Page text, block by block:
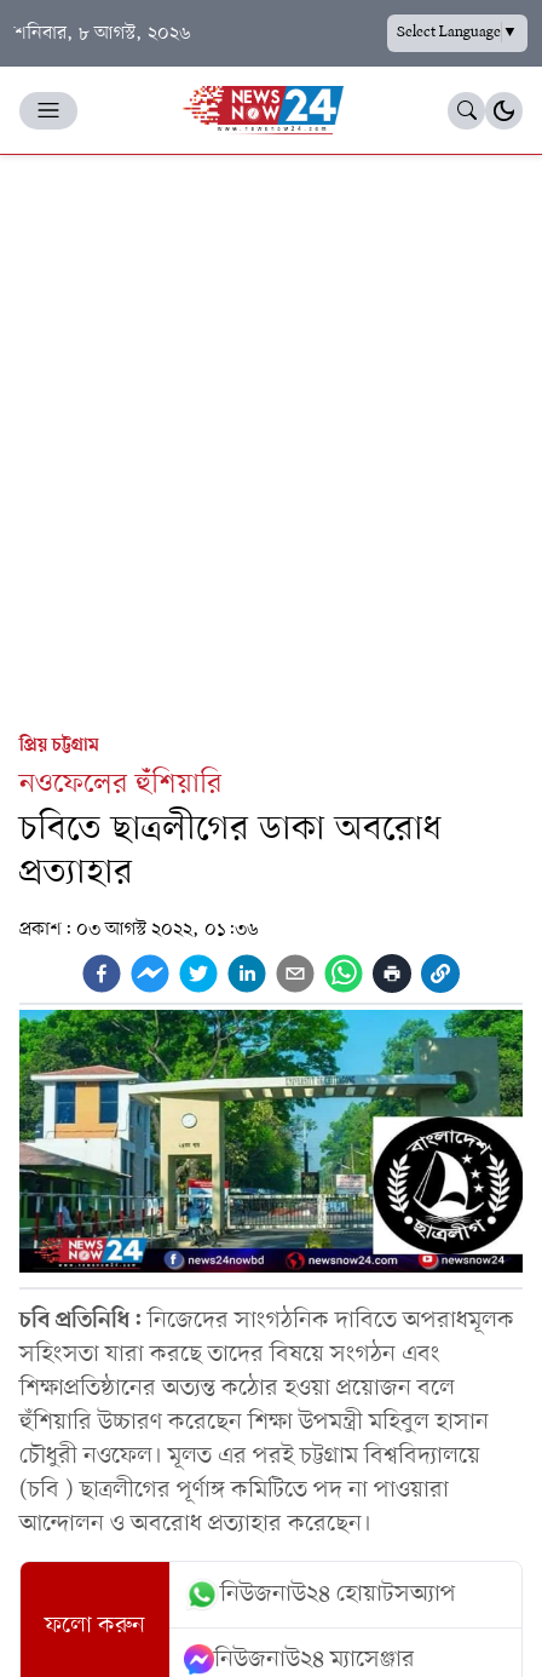
শনিবার, ৮ আগস্ট, ২০২৬ Select Language▼
প্রিয় চট্টগ্রাম
নওফেলের হুঁশিয়ারি
চবিতে ছাত্রলীগের ডাকা অবরোধ
প্রত্যাহার
প্রকাশ: ০৩ আগস্ট ২০২২, ০১:৩৬
চবি প্রতিনিধি:নিজেদের সাংগঠনিক দাবিতে অপরাধমূলক
সহিংসতা যারা করছে তাদের বিষয়ে সংগঠন এবং
শিক্ষাপ্রতিষ্ঠানের অত্যন্ত কঠোর হওয়া প্রয়োজন বলে
হুঁশিয়ারি উচ্চারণ করেছেন শিক্ষা উপমন্ত্রী মহিবুল হাসান
চৌধুরী নওফেল। মূলত এর পরই চট্টগ্রাম বিশ্ববিদ্যালয়ে
(চবি ) ছাত্রলীগের পূর্ণাঙ্গ কমিটিতে পদ না পাওয়ারা
আন্দোলন ও অবরোধ প্রত্যাহার করেছেন।
ফলো করুন
নিউজনাউ২৪ হোয়াটসঅ্যাপ
নিউজনাউ২৪ ম্যাসেঞ্জার